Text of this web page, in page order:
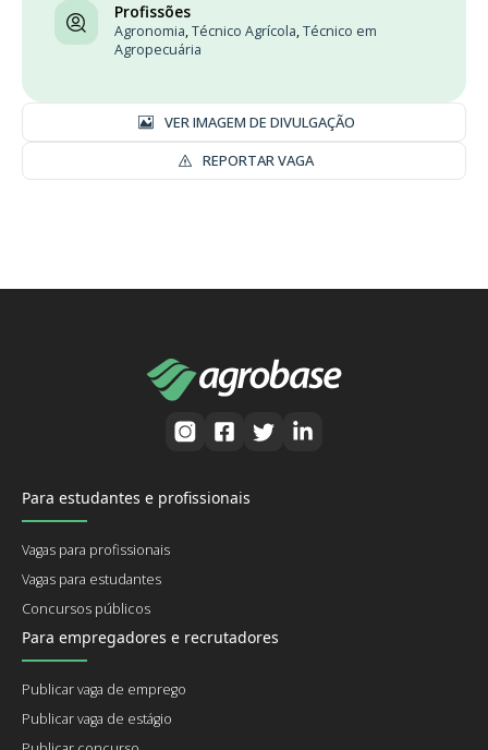
Profissões
Agronomia,Técnico Agrícola,Técnico em
Agropecuária
VER IMAGEM DE DIVULGAÇÃO
REPORTAR VAGA
Para estudantes e profissionais
Vagas para profissionais
Vagas para estudantes
Concursos públicos
Para empregadores e recrutadores
Publicar vaga de emprego
Publicar vaga de estágio